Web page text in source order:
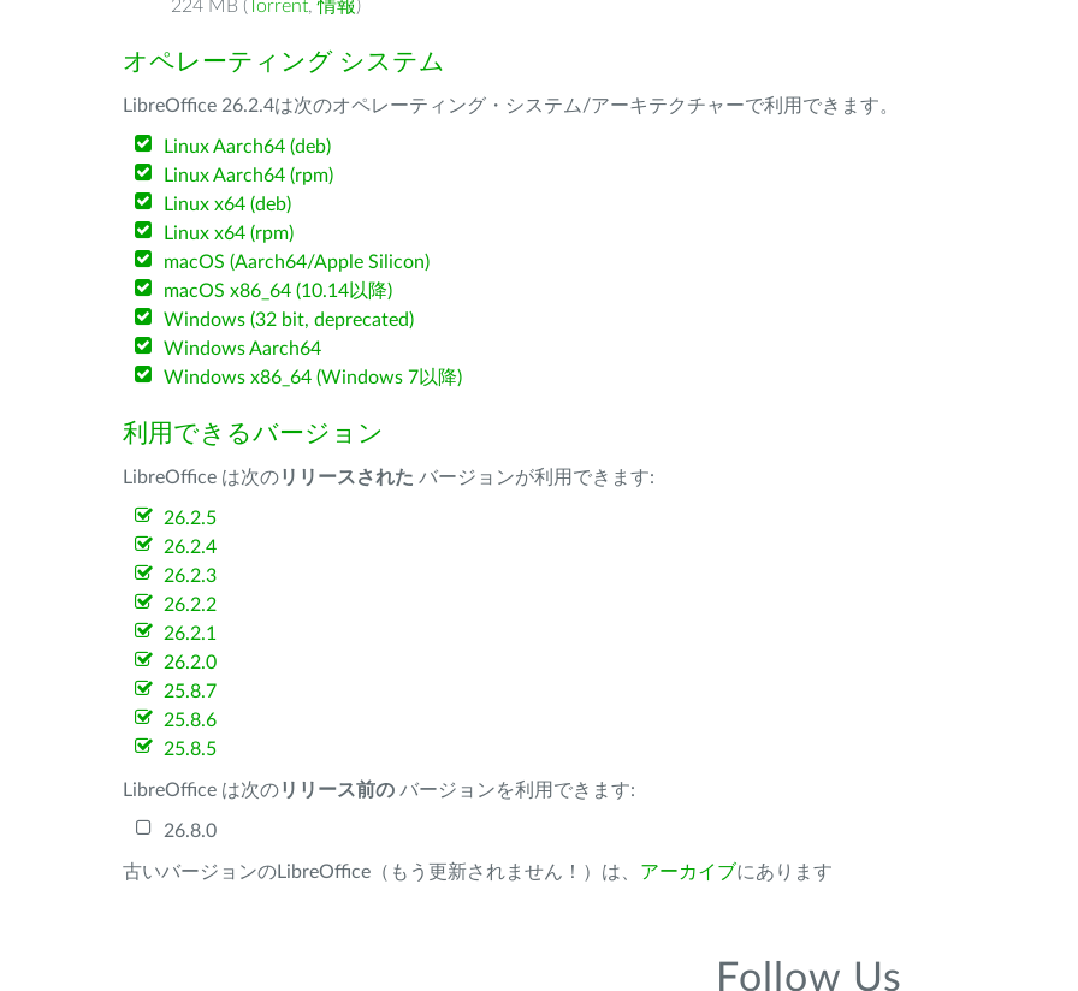
224 MB (Torrent,情報)
オペレーティング システム
LibreOffice 26.2.4は次のオペレーティング・システム/アーキテクチャーで利用できます。
Linux Aarch64 (deb)
Linux Aarch64 (rpm)
Linux x64 (deb)
Linux x64 (rpm)
macOS (Aarch64/Apple Silicon)
macOS x86_64 (10.14以降)
Windows (32 bit, deprecated)
Windows Aarch64
Windows x86_64 (Windows 7以降)
利用できるバージョン
LibreOffice は次のリリースされた バージョンが利用できます:
26.2.5
26.2.4
26.2.3
26.2.2
26.2.1
26.2.0
25.8.7
25.8.6
25.8.5
LibreOffice は次のリリース前の バージョンを利用できます:
26.8.0
古いバージョンのLibreOffice（もう更新されません！）は、 アーカイブにあります
Follow Us